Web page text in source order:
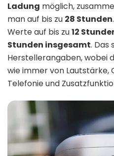
Ladung möglich,
man auf bis zu 28 Stunden
Werte auf bis zu12
Stunden insgesamt. Das
Herstellerangaben, wobei
wie immer von Lautstärke,
Telefonie und